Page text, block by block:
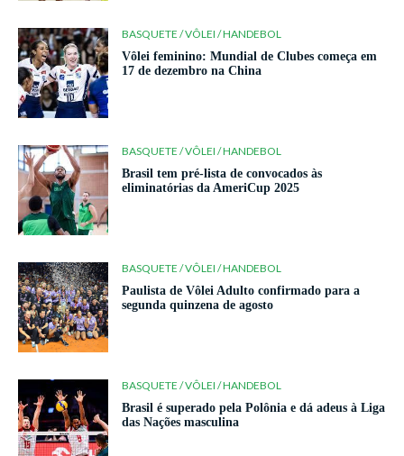
BASQUETE / VÔLEI / HANDEBOL
Vôlei feminino: Mundial de Clubes começa em
17 de dezembro na China
BASQUETE / VÔLEI / HANDEBOL
Brasil tem pré-lista de convocados às
eliminatórias da AmeriCup 2025
BASQUETE / VÔLEI / HANDEBOL
Paulista de Vôlei Adulto confirmado para a
segunda quinzena de agosto
BASQUETE / VÔLEI / HANDEBOL
Brasil é superado pela Polônia e dá adeus à Liga
das Nações masculina